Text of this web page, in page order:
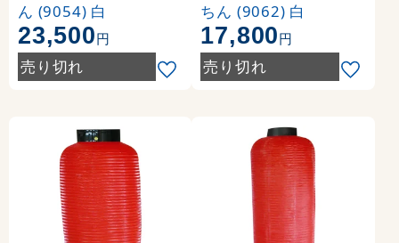
ん (9054) 白
23,500円
売り切れ
ちん (9062) 白
17,800円
売り切れ